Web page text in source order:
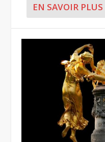
EN SAVOIR PLUS